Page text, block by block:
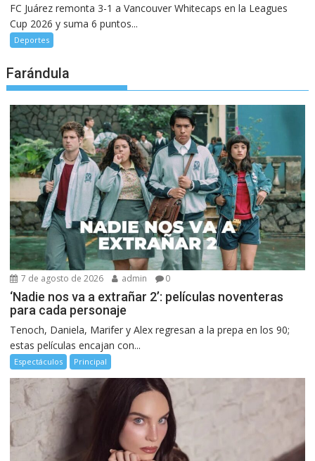
FC Juárez remonta 3-1 a Vancouver Whitecaps en la Leagues
Cup 2026 y suma 6 puntos...
Deportes
Farándula
7 de agosto de 2026 admin 0
‘Nadie nos va a extrañar 2’: películas noventeras
para cada personaje
Tenoch, Daniela, Marifer y Alex regresan a la prepa en los 90;
estas películas encajan con...
Espectáculos Principal